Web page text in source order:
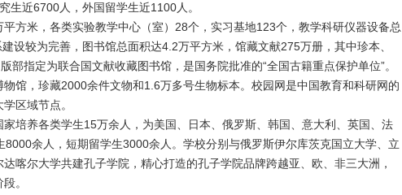
生近6700人，外国留学生近1100人。
方米，各类实验教学中心（室）28个，实习基地123个，教学科研仪器设备总
设较为完善，图书馆总面积达4.2万平方米，馆藏文献275万册，其中珍本、
部指定为联合国文献收藏图书馆，是国务院批准的“全国古籍重点保护单位”。
馆，珍藏2000余件文物和1.6万多号生物标本。校园网是中国教育和科研网的
区域节点。
培养各类学生15万余人，为美国、日本、俄罗斯、韩国、意大利、英国、法
8000余人，短期留学生3000余人。学校分别与俄罗斯伊尔库茨克国立大学、立
喀尔大学共建孔子学院，精心打造的孔子学院品牌跨越亚、欧、非三大洲，
。